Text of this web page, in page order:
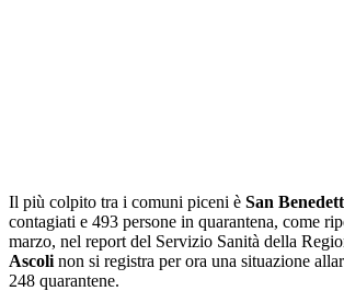
Il più colpito tra i comuni piceni è San
contagiati e 493 persone in quarantena, come
marzo, nel report del Servizio Sanità della
Ascoli non si registra per ora una situazione
248 quarantene.